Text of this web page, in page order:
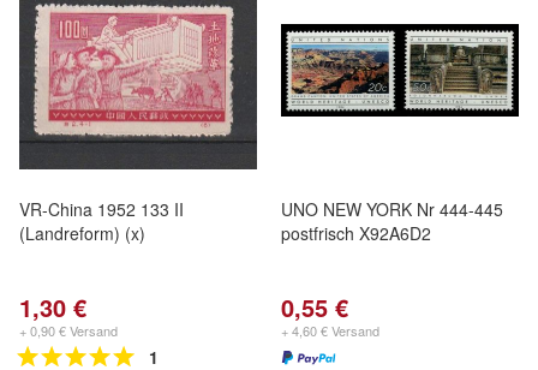
VR-China 1952 133 II
(Landreform) (x)
1,30 €
+ 0,90 € Versand
1
UNO NEW YORK Nr 444-445
postfrisch X92A6D2
0,55 €
+ 4,60 € Versand